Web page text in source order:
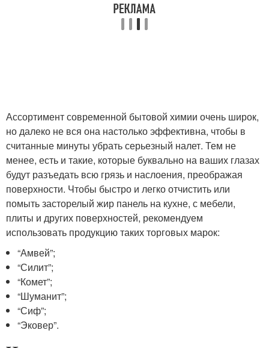
Ассортимент современной бытовой химии очень широк,
но далеко не вся она настолько эффективна, чтобы в
считанные минуты убрать серьезный налет. Тем не
менее, есть и такие, которые буквально на ваших глазах
будут разъедать всю грязь и наслоения, преображая
поверхности. Чтобы быстро и легко отчистить или
помыть засторелый жир панель на кухне, с мебели,
плиты и других поверхностей, рекомендуем
использовать продукцию таких торговых марок:
“Амвей”;
“Силит”;
“Комет”;
“Шуманит”;
“Сиф”;
“Эковер”.